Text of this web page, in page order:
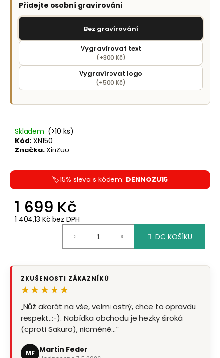
Přidejte osobní gravírování
Bez gravírování
Vygravírovat text
(+300 Kč)
Vygravírovat logo
(+500 Kč)
Skladem (>10 ks)
Kód: XN150
Značka:XinZuo
🏷️15% sleva s kódem: DENNOZU15
1 699 Kč
1 404,13 Kč bez DPH
DO KOŠÍKU
ZKUŠENOSTI ZÁKAZNÍKŮ
★★★★★
„Nůž akorát na vše, velmi ostrý, chce to opravdu
respekt..:-). Nabídka obchodu je hezky široká
(oproti Sakuro), nicméně…“
MF Martin Fedor
„Mám jako dárek, zkoušel jsem na papíru, řeže
pěkně. Ještě jsem dárek nepředal tak nemohou
více hodnotit.“
JB Josef Burian